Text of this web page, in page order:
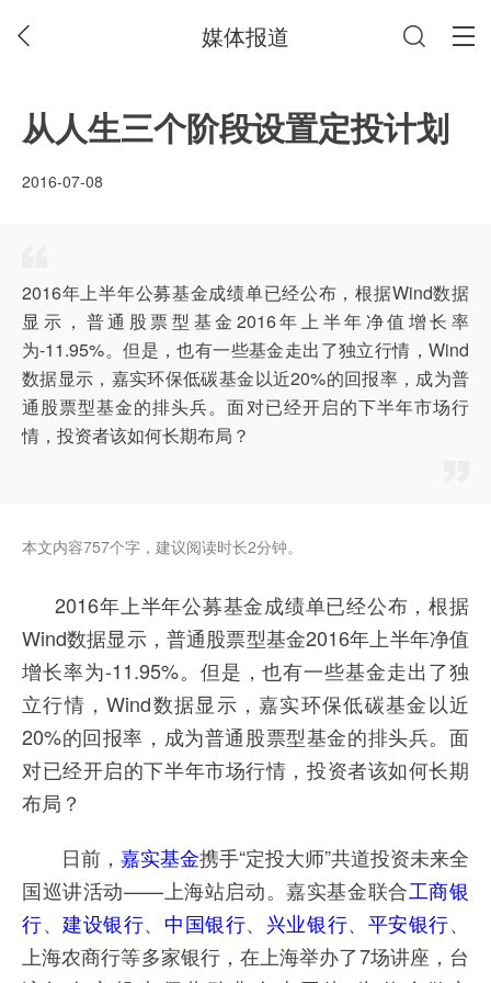
媒体报道
从人生三个阶段设置定投计划
2016-07-08
2016年上半年公募基金成绩单已经公布，根据Wind数据
显示，普通股票型基金2016年上半年净值增长率
为-11.95%。但是，也有一些基金走出了独立行情，Wind
数据显示，嘉实环保低碳基金以近20%的回报率，成为普
通股票型基金的排头兵。面对已经开启的下半年市场行
情，投资者该如何长期布局？
本文内容757个字，建议阅读时长2分钟。
2016年上半年公募基金成绩单已经公布，根据
Wind数据显示，普通股票型基金2016年上半年净值
增长率为-11.95%。但是，也有一些基金走出了独
立行情，Wind数据显示，嘉实环保低碳基金以近
20%的回报率，成为普通股票型基金的排头兵。面
对已经开启的下半年市场行情，投资者该如何长期
布局？
日前， 嘉实基金携手“定投大师”共道投资未来全
国巡讲活动——上海站启动。嘉实基金联合工商银
行、建设银行、 中国银行、 兴业银行、 平安银行、
上海农商行等多家银行，在上海举办了7场讲座，台